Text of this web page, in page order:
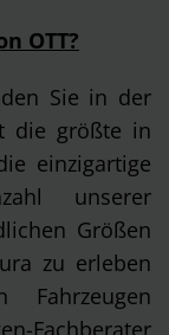
OTT?
Sie in der
die größte in
einzigartige
unserer
Größen
zu erleben
Fachberater